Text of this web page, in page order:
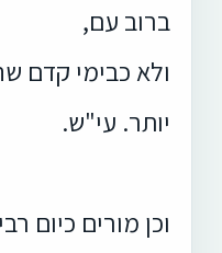
ברוב עם,
ולא כבימי קדם
יותר. עי"ש.
וכן מורים כיום